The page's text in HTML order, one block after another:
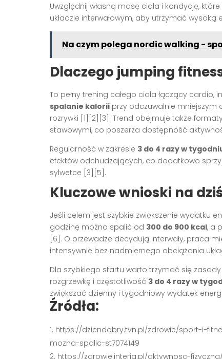
Uwzględnij własną masę ciała i kondycję,
układzie interwałowym, aby utrzymać
Na czym polega nordic walking -
Dlaczego jumping
To pełny trening całego ciała łączący
spalanie kalorii przy odczuwalnie
rozrywki [1][2][3] . Trend obejmuje także
stawowymi, co poszerza dostępność
Regularność w zakresie 3 do 4 razy w
efektów odchudzających, co dodatkowo
sylwetce [3][5] .
Kluczowe wnioski na dziś
Jeśli celem jest szybkie zwiększenie wydatku
godzinę można spalić od 300 do 900 kcal, a
[6] . O przewadze decydują interwały, praca
intensywnie bez nadmiernego obciążania
Dla szybkiego startu warto trzymać się
rozgrzewkę i częstotliwość 3 do 4 razy w
zwiększać dzienny i tygodniowy wydatek
Źródła:
https://dziendobry.tvn.pl/zdrowie/sport-i-
mozna-spalic-st7074149
https://zdrowie.interia.pl/aktywnosc-